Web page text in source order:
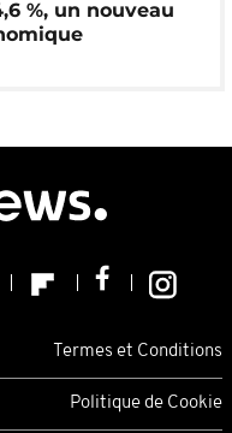
%, un nouveau
Termes et Conditions
Politique de Cookie